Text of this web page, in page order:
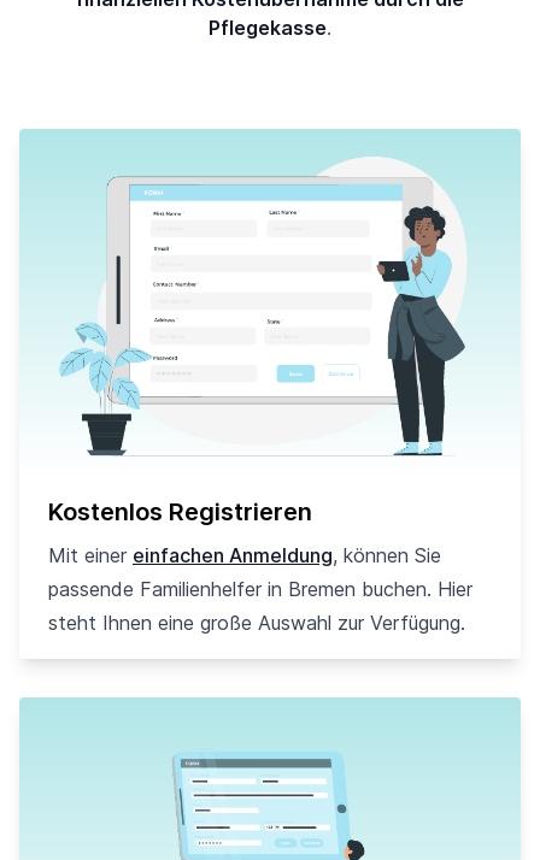
Pflegekasse.
Kostenlos Registrieren
Mit einer einfachen Anmeldung, können Sie
passende Familienhelfer in Bremen buchen. Hier
steht Ihnen eine große Auswahl zur Verfügung.